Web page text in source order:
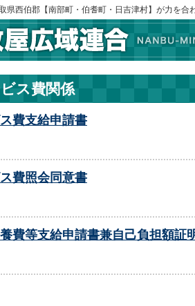
県西伯郡【南部町・伯耆町・日吉津村】が力を合
ス費関係
費支給申請書
費照会同意書
費等支給申請書兼自己負担額証